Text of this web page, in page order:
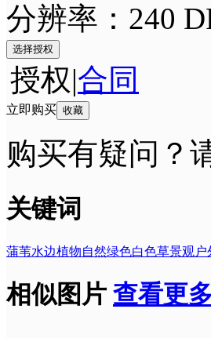
分辨率：240
选择授权
授权|合同
立即购买 收藏
购买有疑问？
关键词
蒲苇水边植物自然绿色白色草景观户
相似图片 查看更